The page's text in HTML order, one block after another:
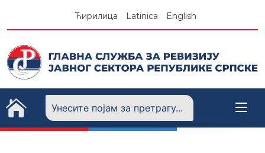
Ћирилица Latinica English